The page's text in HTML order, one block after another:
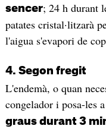
sencer; 24 h durant
patates cristal·litzarà
l'aigua s'evapori de
4. Segon fregit
L'endemà, o quan
congelador i posa-les
graus durant 3